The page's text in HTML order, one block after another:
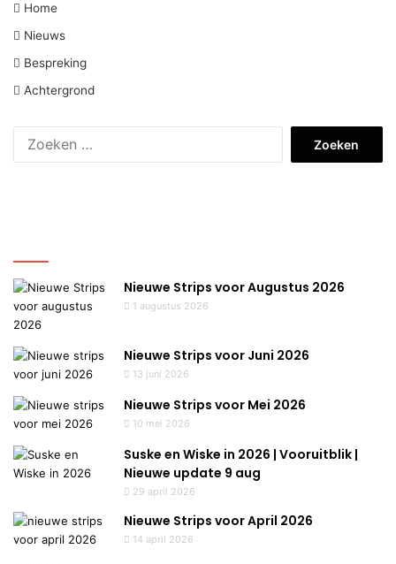
Home
Nieuws
Bespreking
Achtergrond
Nieuwe Strips voor Augustus 2026
1 augustus 2026
Nieuwe Strips voor Juni 2026
13 juni 2026
Nieuwe Strips voor Mei 2026
10 mei 2026
Suske en Wiske in 2026 | Vooruitblik |
Nieuwe update 9 aug
29 april 2026
Nieuwe Strips voor April 2026
14 april 2026